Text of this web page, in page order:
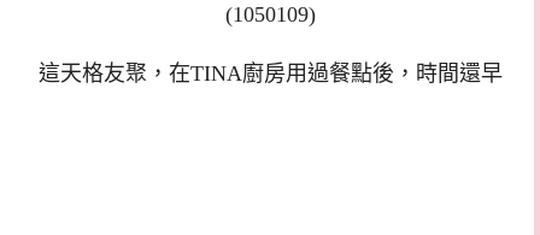
(1050109)
這天格友聚 ， 在TINA廚房用過餐點後 ， 時間還早